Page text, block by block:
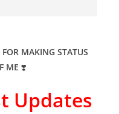
MAKING STATUS
ME ❣️
Updates